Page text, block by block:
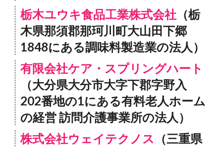
栃木ユウキ食品工業株式会社 （栃
木県那須郡那珂川町大山田下郷
1848にある調味料製造業の法人）
有限会社ケア・スプリングハート
（大分県大分市大字下郡字野入
202番地の1にある有料老人ホーム
の経営 訪問介護事業所の法人）
株式会社ウェイテクノス
（三重県